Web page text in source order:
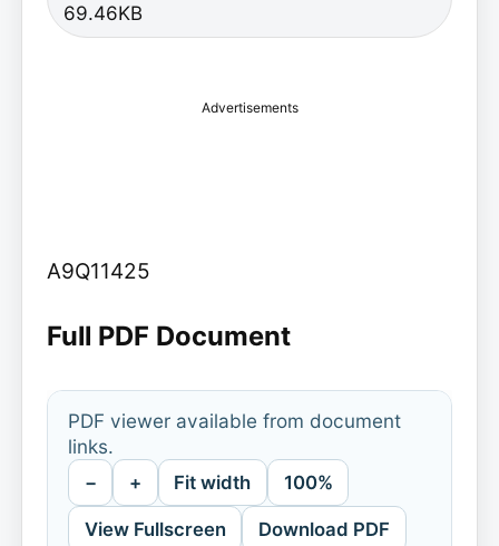
69.46KB
Advertisements
A9Q11425
Full PDF Document
PDF viewer available from document
links.
− + Fit width 100%
View Fullscreen Download PDF